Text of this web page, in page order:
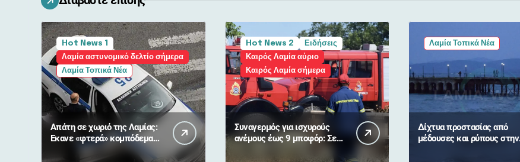
Hot News 1
Λαμία αστυνομικό δελτίο σήμερα
Λαμία Τοπικά Νέα
Απάτη σε χωριό της Λαμίας:
Έκανε «φτερά» κομπόδεμα
10.000 ευρώ για 80χρονη
Hot News 2
Ειδήσεις
Καιρός Λαμία αύριο
Καιρός Λαμία σήμερα
Συναγερμός για ισχυρούς
ανέμους έως 9 μποφόρ: Σε
Λαμία Τοπικά Νέα
Δίχτυα προστασίας από
μέδουσες και ρύπους στην